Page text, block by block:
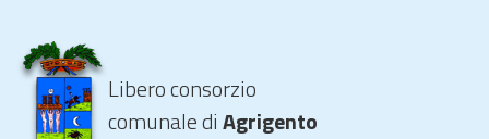
Libero consorzio
comunale diAgrigento